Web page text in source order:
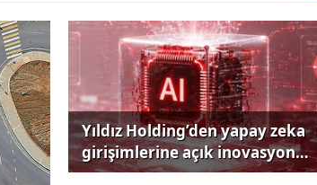
Yıldız Holding’den yapay zeka
girişimlerine açık inovasyon
çağrısı